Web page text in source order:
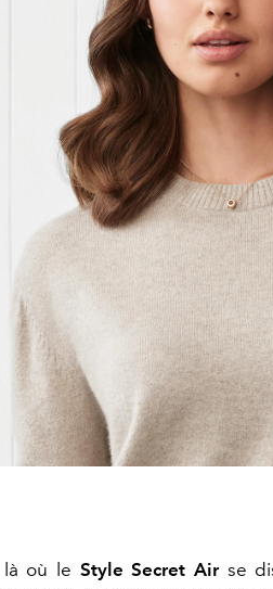
là où le Style Secret Air se